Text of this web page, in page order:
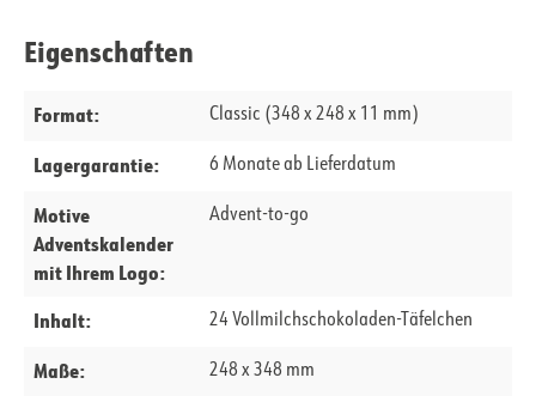
Eigenschaften
Format: Classic (348 x 248 x 11 mm)
Lagergarantie: 6 Monate ab Lieferdatum
Motive
Adventskalender
mit Ihrem Logo:
Advent-to-go
Inhalt: 24 Vollmilchschokoladen-Täfelchen
Maße: 248 x 348 mm